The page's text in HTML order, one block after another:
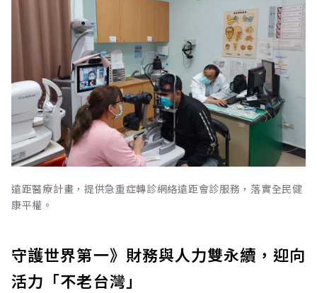
遠距醫療計畫，提供急重症轉診網絡遠距會診服務，落實全民健
康平權。
守護世界第一》財務與人力雙永續，迎向
活力「不老台灣」